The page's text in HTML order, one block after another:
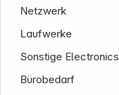
Netzwerk
Laufwerke
Sonstige Electronics
Bürobedarf